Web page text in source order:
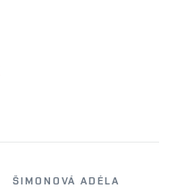
ŠIMONOVÁ ADÉLA